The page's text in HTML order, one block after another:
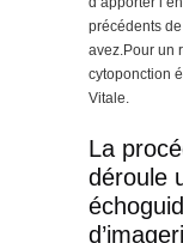
précédents
avez.Pour un
cytoponction
Vitale.
La
déroule